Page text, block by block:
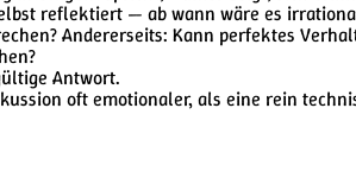
reflektiert — ab wann wäre es
Andererseits: Kann perfektes
Antwort.
oft emotionaler, als eine rein